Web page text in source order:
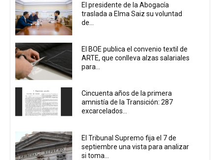
El presidente de la Abogacía
traslada a Elma Saiz su voluntad
de...
El BOE publica el convenio textil de
ARTE, que conlleva alzas salariales
para...
Cincuenta años de la primera
amnistía de la Transición: 287
excarcelados...
El Tribunal Supremo fija el 7 de
septiembre una vista para analizar
si toma...